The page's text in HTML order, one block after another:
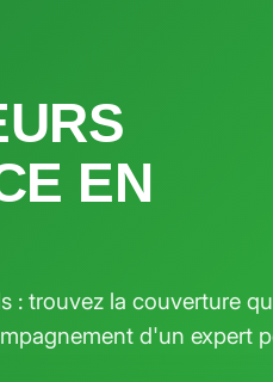
EN
: trouvez la couverture
d'un expert